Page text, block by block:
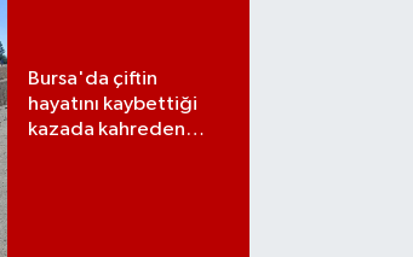
Bursa'da çiftin
hayatını kaybettiği
kazada kahreden